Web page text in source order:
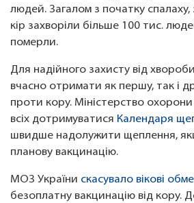
людей. Загалом з початку спалаху,
кір захворіли більше 100 тис.
померли.
Для надійного захисту від
вчасно отримати як першу, так і
проти кору. Міністерство
всіх дотримуватися Календаря
швидше надолужити щеплення,
планову вакцинацію.
МОЗ України скасувало вікові
безоплатну вакцинацію від кору.